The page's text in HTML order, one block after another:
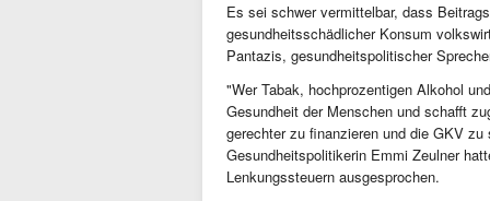
Es sei schwer vermittelbar, dass
gesundheitsschädlicher Konsum
Pantazis, gesundheitspolitischer
"Wer Tabak, hochprozentigen Alkohol
Gesundheit der Menschen und schafft
gerechter zu finanzieren und die GKV
Gesundheitspolitikerin Emmi Zeulner
Lenkungssteuern ausgesprochen.